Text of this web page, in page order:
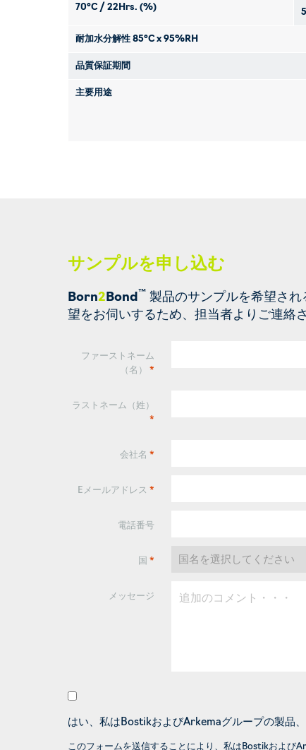
70°C / 22Hrs. (%)
耐加水分解性 85°C x 95%RH
品質保証期間
主要用途
サンプルを申し込む
Born2Bond ™ 製品のサンプルを希望さ
望をお伺いするため、担当者よりご連絡
ファーストネーム
（名） *
ラストネーム（姓）
*
会社名 *
Eメールアドレス *
電話番号
国 *
メッセージ
はい、私はBostikおよびArkemaグループの製品
このフォームを送信することにより、私はBostikおよび